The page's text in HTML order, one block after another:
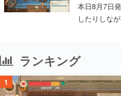
本日8月7日
したりしな
ランキング
1